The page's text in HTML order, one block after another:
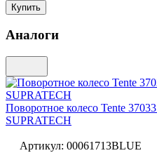
Купить
Аналоги
Поворотное колесо Tente 37033
SUPRATECH
Артикул: 00061713BLUE